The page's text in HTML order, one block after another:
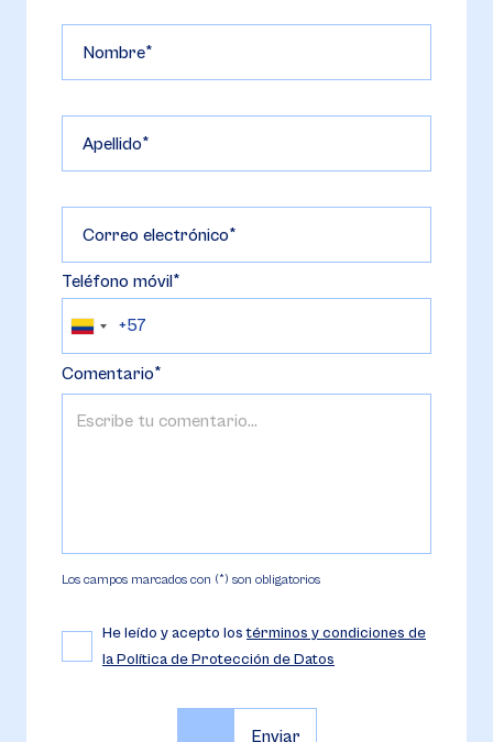
Nombre
Apellido
Correo electrónico
Teléfono móvil
Comentario
Los campos marcados con (*) son obligatorios
He leído y acepto lostérminos y condiciones de
la Política de Protección de Datos